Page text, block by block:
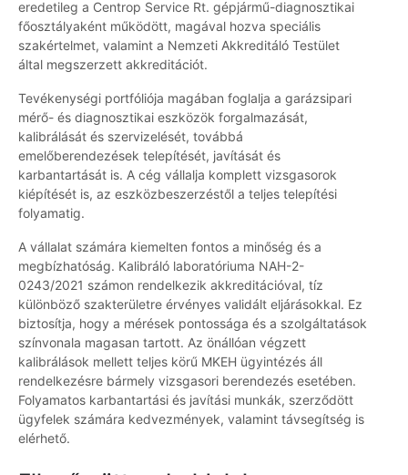
eredetileg a Centrop Service Rt. gépjármű-diagnosztikai
főosztályaként működött, magával hozva speciális
szakértelmet, valamint a Nemzeti Akkreditáló Testület
által megszerzett akkreditációt.
Tevékenységi portfóliója magában foglalja a garázsipari
mérő- és diagnosztikai eszközök forgalmazását,
kalibrálását és szervizelését, továbbá
emelőberendezések telepítését, javítását és
karbantartását is. A cég vállalja komplett vizsgasorok
kiépítését is, az eszközbeszerzéstől a teljes telepítési
folyamatig.
A vállalat számára kiemelten fontos a minőség és a
megbízhatóság. Kalibráló laboratóriuma NAH-2-
0243/2021 számon rendelkezik akkreditációval, tíz
különböző szakterületre érvényes validált eljárásokkal. Ez
biztosítja, hogy a mérések pontossága és a szolgáltatások
színvonala magasan tartott. Az önállóan végzett
kalibrálások mellett teljes körű MKEH ügyintézés áll
rendelkezésre bármely vizsgasori berendezés esetében.
Folyamatos karbantartási és javítási munkák, szerződött
ügyfelek számára kedvezmények, valamint távsegítség is
elérhető.